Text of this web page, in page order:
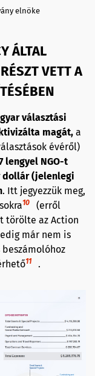
elnöke
ÁLTAL
VETT A
választási
magát, a
évéről)
lengyel NGO-t
dollár (jelenlegi
. Itt jegyezzük meg,
10
(erről
törölte az Action
már nem is
11 .